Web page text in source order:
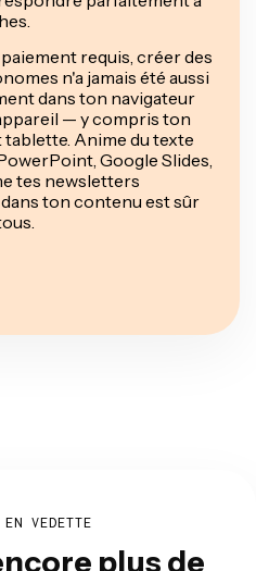
requis, créer des
n'a jamais été aussi
dans ton navigateur
— y compris ton
Anime du texte
Google Slides,
tes newsletters
ton contenu est sûr
VEDETTE
plus de